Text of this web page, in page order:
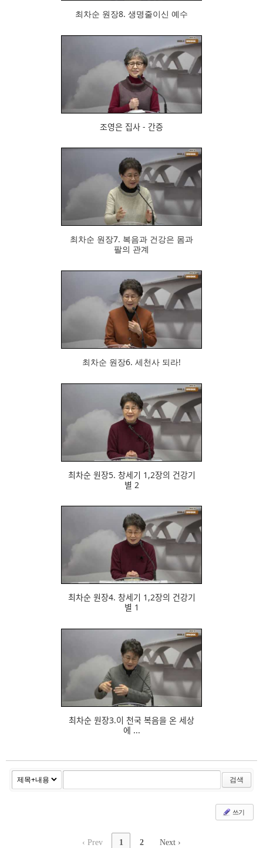
최차순 원장8. 생명줄이신 예수
조영은 집사 - 간증
최차순 원장7. 복음과 건강은 몸과
팔의 관계
최차순 원장6. 세천사 되라!
최차순 원장5. 창세기 1,2장의 건강기
별 2
최차순 원장4. 창세기 1,2장의 건강기
별 1
최차순 원장3.이 천국 복음을 온 세상
에 ...
검색
쓰기
‹ Prev 1 2 Next ›